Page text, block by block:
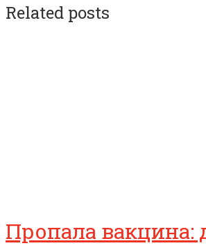
Related posts
Пропала вакцина: